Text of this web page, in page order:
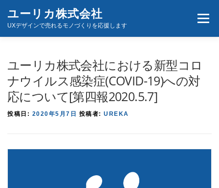
ユーリカ株式会社
UXデザインで売れるモノづくりを応援します
メニ
ユーリカ株式会社における新型コロ
ナウイルス感染症(COVID-19)への対
応について[第四報2020.5.7]
投稿日: 2020年5月7日 投稿者: UREKA